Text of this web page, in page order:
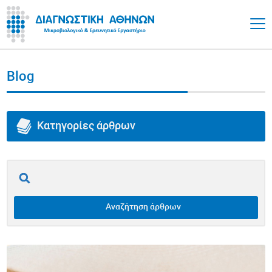
Blog
Κατηγορίες άρθρων
Θυρεοειδής
Αναζήτηση άρθρων